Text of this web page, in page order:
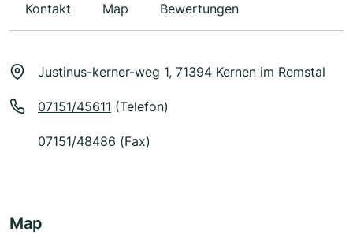
Kontakt Map Bewertungen
Justinus-kerner-weg 1, 71394 Kernen im Remstal
07151/45611 (Telefon)
07151/48486 (Fax)
Map